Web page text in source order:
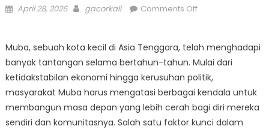
Posted
April 28, 2026 Author
gacorkali Comments Offon
Depan
Lebih
Cerah:
Pentingnya
Pemberdayaan
Sosial
Muba, sebuah kota kecil di Asia Tenggara, telah menghadapi
banyak tantangan selama bertahun-tahun. Mulai dari
ketidakstabilan ekonomi hingga kerusuhan politik,
masyarakat Muba harus mengatasi berbagai kendala untuk
membangun masa depan yang lebih cerah bagi diri mereka
sendiri dan komunitasnya. Salah satu faktor kunci dalam